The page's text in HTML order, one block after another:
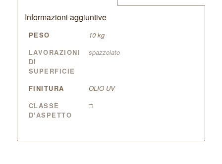
Informazioni aggiuntive
PESO
10 kg
LAVORAZIONI
DI
SUPERFICIE
spazzolato
FINITURA
OLIO UV
CLASSE
D'ASPETTO
□